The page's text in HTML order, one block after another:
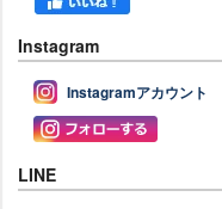
Instagram
Instagramアカウント
LINE